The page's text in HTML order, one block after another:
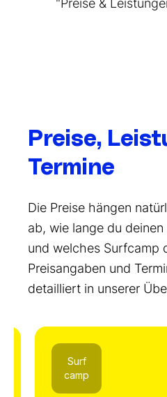
"Preise &
Preise,
Termine
Die Preise hängen
ab, wie lange du
und welches Surfcamp
Preisangaben und
detailliert in unserer
Surf
camp